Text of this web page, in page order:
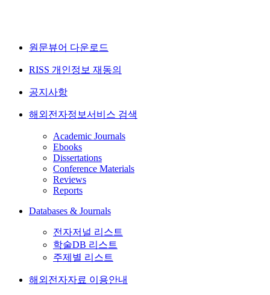
원문뷰어 다운로드
RISS 개인정보 재동의
공지사항
해외전자정보서비스 검색
Academic Journals
Ebooks
Dissertations
Conference Materials
Reviews
Reports
Databases & Journals
전자저널 리스트
학술DB 리스트
주제별 리스트
해외전자자료 이용안내